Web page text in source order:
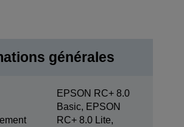
générales
EPSON RC+ 8.0
Basic, EPSON
RC+ 8.0 Lite,